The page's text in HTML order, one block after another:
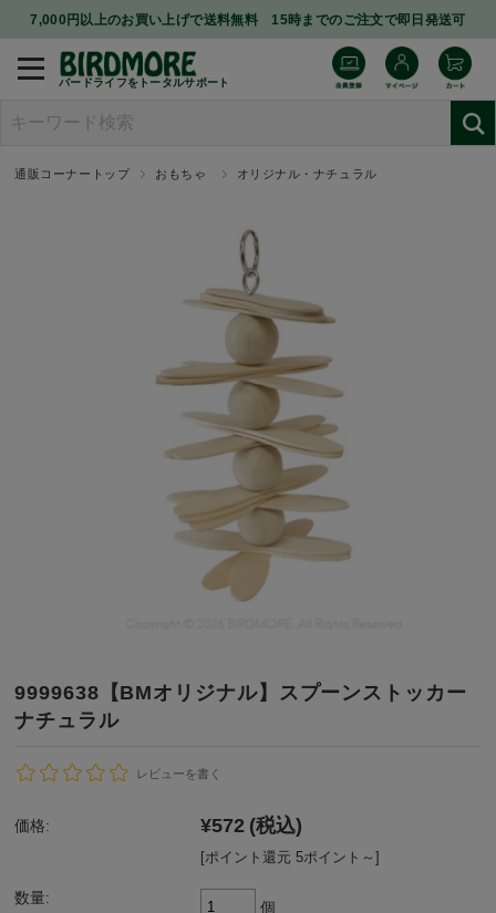
7,000円以上のお買い上げで送料無料 15時までのご注文で即日発送可
バードライフをトータルサポート
通販コーナートップ おもちゃ オリジナル・ナチュラル
9999638【BMオリジナル】スプーンストッカー
ナチュラル
レビューを書く
価格: ¥572 (税込)
[ポイント還元 5ポイント～]
数量:
個